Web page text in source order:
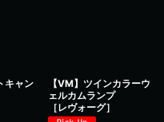
キャン
【VM】ツインカラーウ
ェルカムランプ
［レヴォーグ］